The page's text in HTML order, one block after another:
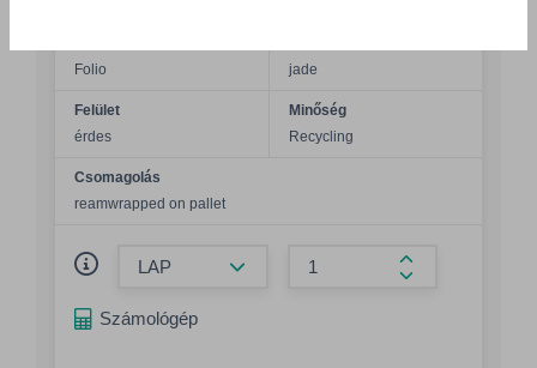
Folio
jade
Felület
érdes
Minőség
Recycling
Csomagolás
reamwrapped on pallet
Összeg
Számológép